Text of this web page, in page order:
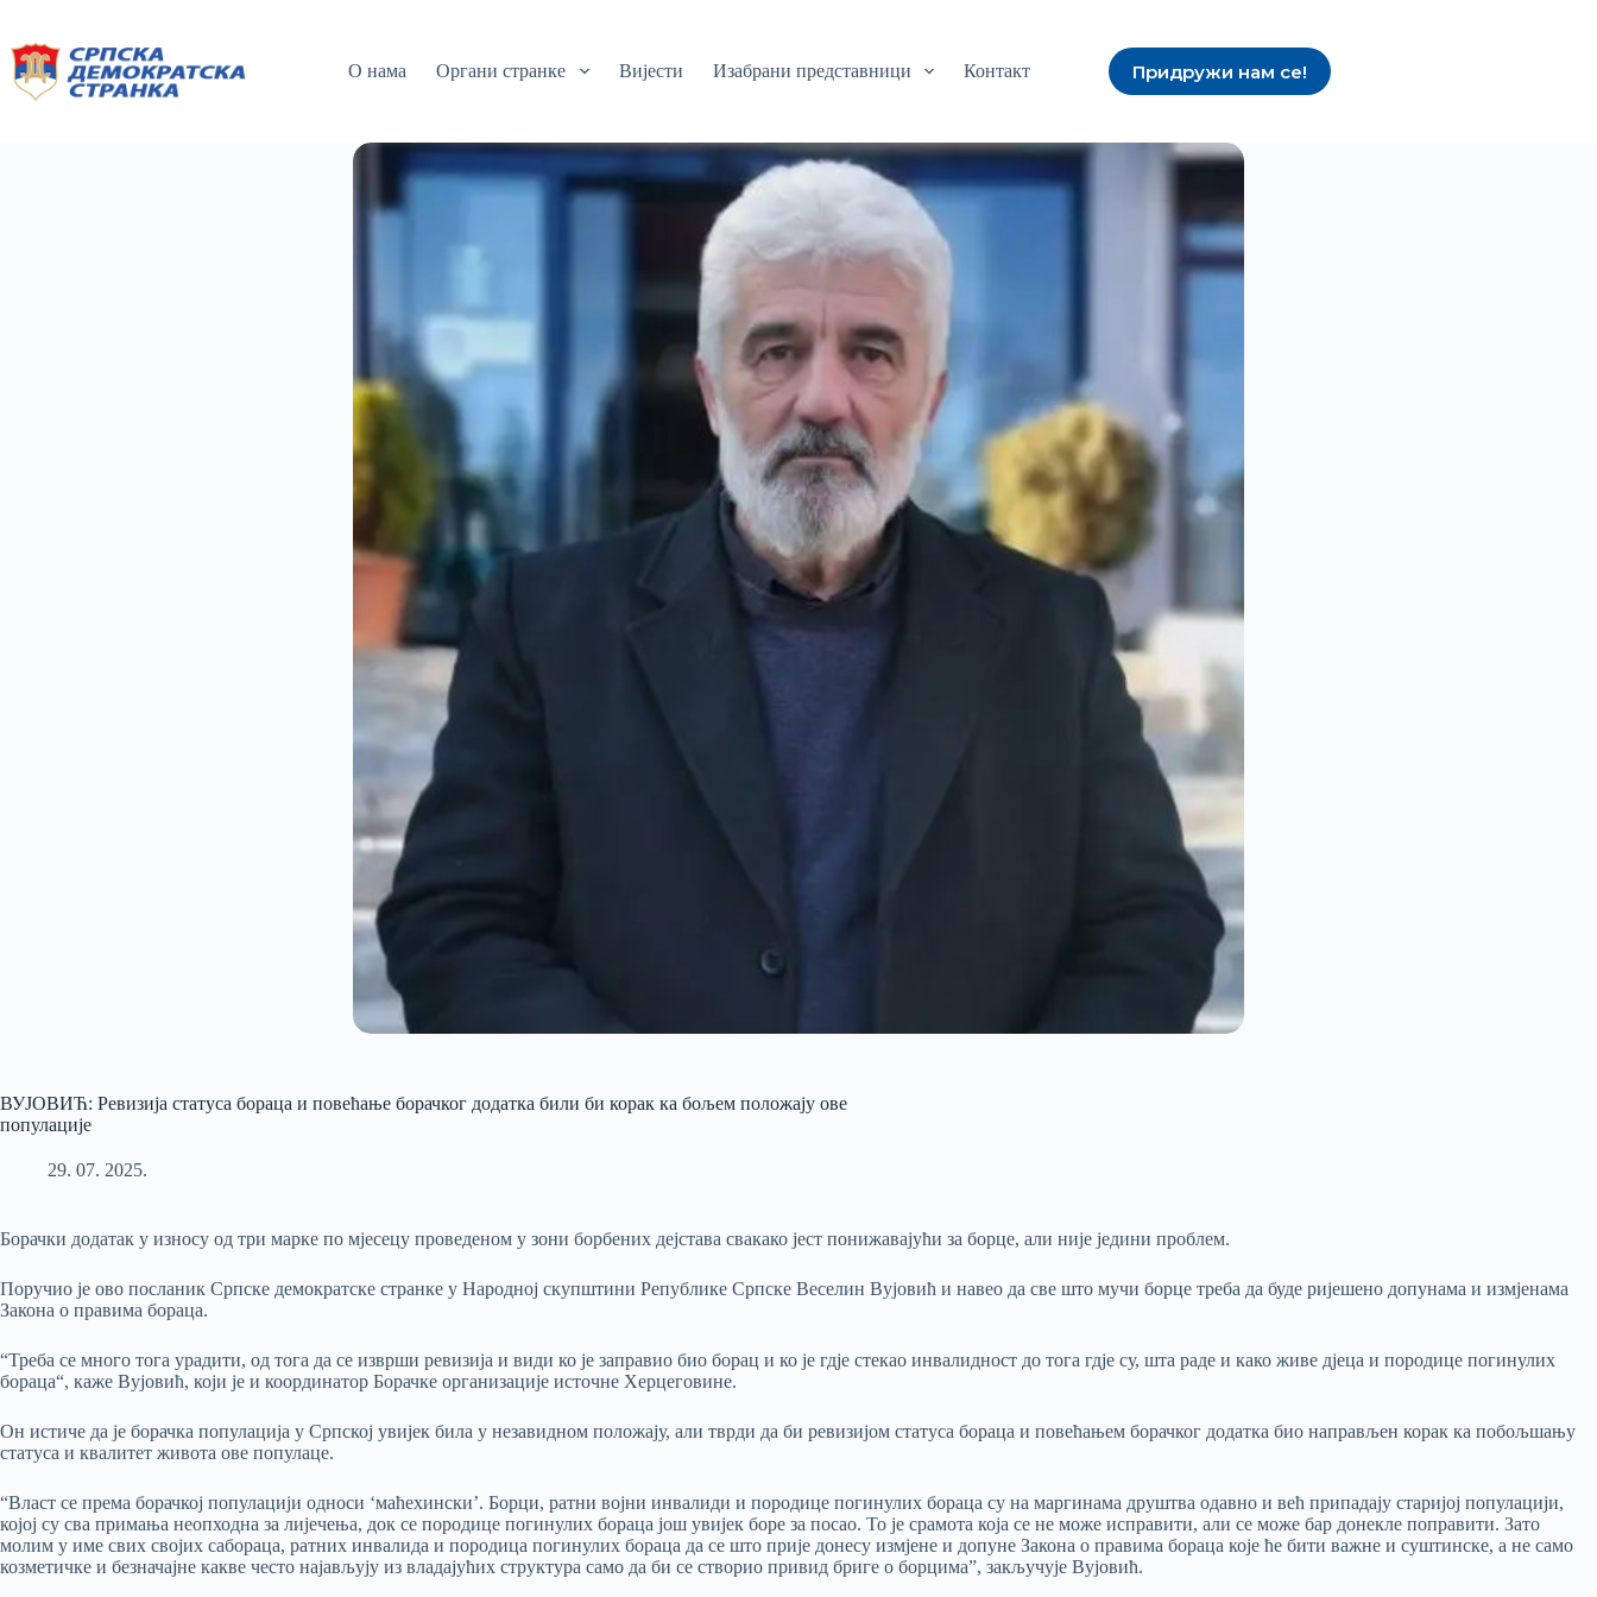
О нама Органи странке Вијести Изабрани представници Контакт Придружи нам се!
ВУЈОВИЋ: Ревизија статуса бораца и повећање борачког додатка били би корак ка бољем положају ове
популације
29. 07. 2025.
Борачки додатак у износу од три марке по мјесецу проведеном у зони борбених дејстава свакако јест понижавајући за борце, али није једини проблем.
Поручио је ово посланик Српске демократске странке у Народној скупштини Републике Српске Веселин Вујовић и навео да све што мучи борце треба да буде ријешено допунама и измјенама
Закона о правима бораца.
“Треба се много тога урадити, од тога да се изврши ревизија и види ко је заправио био борац и ко је гдје стекао инвалидност до тога гдје су, шта раде и како живе дјеца и породице погинулих
бораца“, каже Вујовић, који је и координатор Борачке организације источне Херцеговине.
Он истиче да је борачка популација у Српској увијек била у незавидном положају, али тврди да би ревизијом статуса бораца и повећањем борачког додатка био направљен корак ка побољшању
статуса и квалитет живота ове популаце.
“Власт се према борачкој популацији односи ‘маћехински’. Борци, ратни војни инвалиди и породице погинулих бораца су на маргинама друштва одавно и већ припадају старијој популацији,
којој су сва примања неопходна за лијечења, док се породице погинулих бораца још увијек боре за посао. То је срамота која се не може исправити, али се може бар донекле поправити. Зато
молим у име свих својих сабораца, ратних инвалида и породица погинулих бораца да се што прије донесу измјене и допуне Закона о правима бораца које ће бити важне и суштинске, а не само
козметичке и безначајне какве често најављују из владајућих структура само да би се створио привид бриге о борцима”, закључује Вујовић.